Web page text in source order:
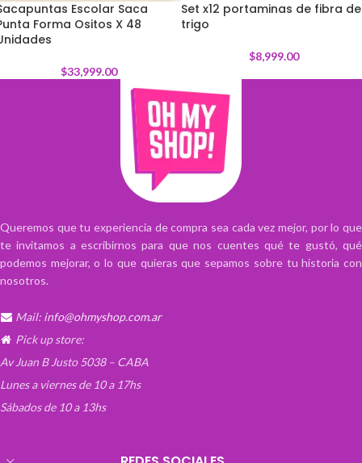
Escolar Saca
Forma Ositos X 48
$33,999.00
Set x12 portaminas de fibra de
trigo
$8,999.00
Queremos que tu experiencia de compra sea cada vez mejor, por lo que
te invitamos a escribirnos para que nos cuentes qué te gustó, qué
podemos mejorar, o lo que quieras que sepamos sobre tu historia con
nosotros.
Mail: info@ohmyshop.com.ar
Pick up store:
Av Juan B Justo 5038 – CABA
Lunes a viernes de 10 a 17hs
Sábados de 10 a 13hs